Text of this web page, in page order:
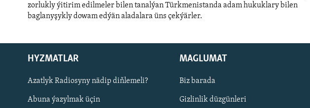
BIZI YZARLAŇ
zorlukly ýitirim edilmeler bilen tanalýan Türkmenistanda adam hukuklary bilen
baglanyşykly dowam edýän aladalara üns çekýärler.
HYZMATLAR
Azatlyk Radiosyny nädip diňlemeli?
Abuna ýazylmak üçin
MAGLUMAT
Biz barada
Gizlinlik düzgünleri